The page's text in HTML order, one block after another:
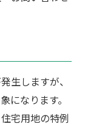
生しますが、
になります。
宅用地の特例